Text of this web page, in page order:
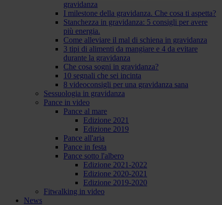
gravidanza
I milestone della gravidanza. Che cosa ti aspetta?
Stanchezza in gravidanza: 5 consigli per avere
più energia.
Come alleviare il mal di schiena in gravidanza
3 tipi di alimenti da mangiare e 4 da evitare
durante la gravidanza
Che cosa sogni in gravidanza?
10 segnali che sei incinta
8 videoconsigli per una gravidanza sana
Sessuologia in gravidanza
Pance in video
Pance al mare
Edizione 2021
Edizione 2019
Pance all'aria
Pance in festa
Pance sotto l'albero
Edizione 2021-2022
Edizione 2020-2021
Edizione 2019-2020
Fitwalking in video
News